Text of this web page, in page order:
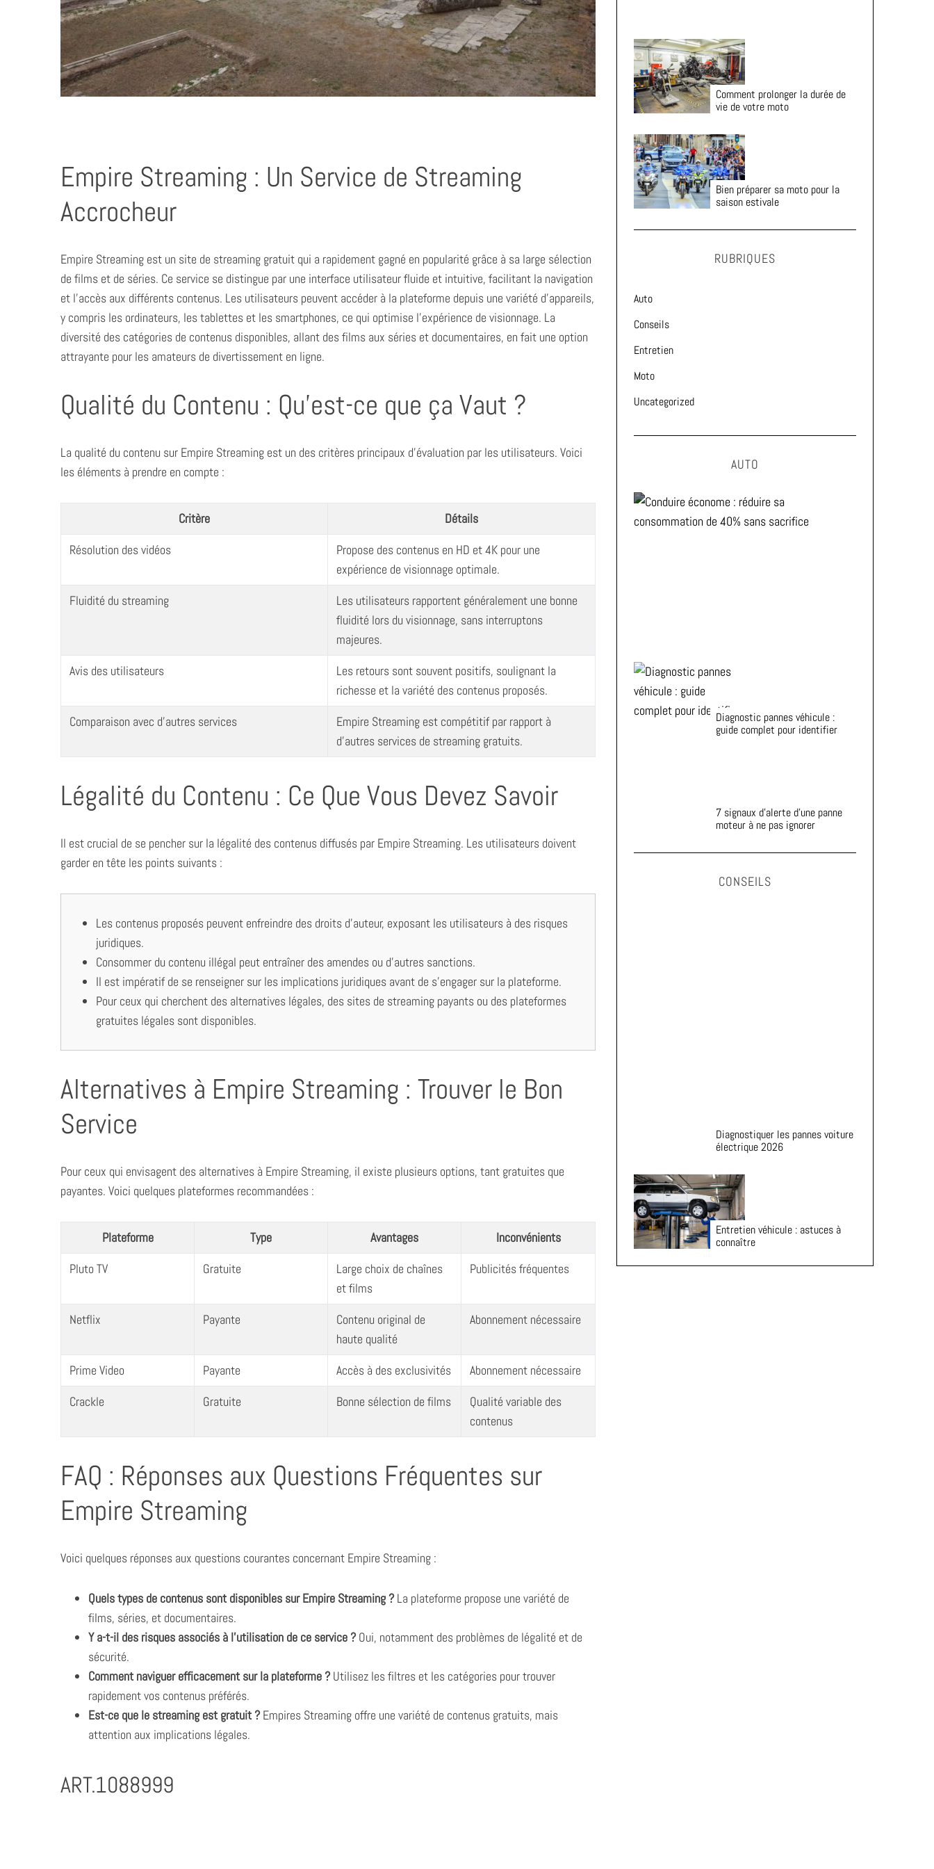
Empire Streaming : Un Service de Streaming
Accrocheur
Empire Streaming est un site de streaming gratuit qui a rapidement gagné en popularité grâce à sa large sélection
de films et de séries. Ce service se distingue par une interface utilisateur fluide et intuitive, facilitant la navigation
et l’accès aux différents contenus. Les utilisateurs peuvent accéder à la plateforme depuis une variété d’appareils,
y compris les ordinateurs, les tablettes et les smartphones, ce qui optimise l’expérience de visionnage. La
diversité des catégories de contenus disponibles, allant des films aux séries et documentaires, en fait une option
attrayante pour les amateurs de divertissement en ligne.
Qualité du Contenu : Qu’est-ce que ça Vaut ?
La qualité du contenu sur Empire Streaming est un des critères principaux d’évaluation par les utilisateurs. Voici
les éléments à prendre en compte :
Critère
Détails
Résolution des vidéos
Propose des contenus en HD et 4K pour une
expérience de visionnage optimale.
Fluidité du streaming
Les utilisateurs rapportent généralement une bonne
fluidité lors du visionnage, sans interruptons
majeures.
Avis des utilisateurs
Les retours sont souvent positifs, soulignant la
richesse et la variété des contenus proposés.
Comparaison avec d’autres services
Empire Streaming est compétitif par rapport à
d’autres services de streaming gratuits.
Légalité du Contenu : Ce Que Vous Devez Savoir
Il est crucial de se pencher sur la légalité des contenus diffusés par Empire Streaming. Les utilisateurs doivent
garder en tête les points suivants :
Les contenus proposés peuvent enfreindre des droits d’auteur, exposant les utilisateurs à des risques
juridiques.
Consommer du contenu illégal peut entraîner des amendes ou d’autres sanctions.
Il est impératif de se renseigner sur les implications juridiques avant de s’engager sur la plateforme.
Pour ceux qui cherchent des alternatives légales, des sites de streaming payants ou des plateformes
gratuites légales sont disponibles.
Alternatives à Empire Streaming : Trouver le Bon
Service
Pour ceux qui envisagent des alternatives à Empire Streaming, il existe plusieurs options, tant gratuites que
payantes. Voici quelques plateformes recommandées :
Plateforme Type Avantages
Inconvénients
Pluto TV
Gratuite
Large choix de chaînes
et films
Publicités fréquentes
Netflix Payante
Contenu original de
haute qualité
Abonnement nécessaire
Prime Video Payante Accès à des exclusivités
Abonnement nécessaire
Crackle
Gratuite Bonne sélection de films
Qualité variable des
contenus
FAQ : Réponses aux Questions Fréquentes sur
Empire Streaming
Voici quelques réponses aux questions courantes concernant Empire Streaming :
Quels types de contenus sont disponibles sur Empire Streaming ?La plateforme propose une variété de
films, séries, et documentaires.
Y a-t-il des risques associés à l’utilisation de ce service ?Oui, notamment des problèmes de légalité et de
sécurité.
Comment naviguer efficacement sur la plateforme ?Utilisez les filtres et les catégories pour trouver
rapidement vos contenus préférés.
Est-ce que le streaming est gratuit ?Empires Streaming offre une variété de contenus gratuits, mais
attention aux implications légales.
ART.1088999
Comment prolonger la durée de
vie de votre moto
Bien préparer sa moto pour la
saison estivale
RUBRIQUES
Auto
Conseils
Entretien
Moto
Uncategorized
AUTO
Diagnostic pannes véhicule :
guide complet pour identifier
7 signaux d’alerte d’une panne
moteur à ne pas ignorer
CONSEILS
Diagnostiquer les pannes voiture
électrique 2026
Entretien véhicule : astuces à
connaître
a
r
h
f